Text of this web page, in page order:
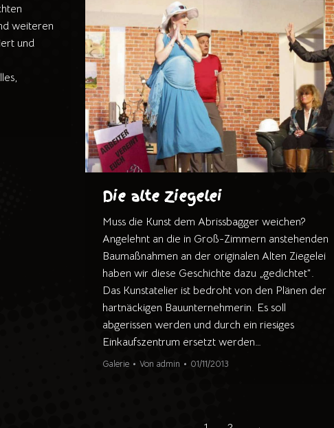
weiteren
und
Die alte Ziegelei
Muss die Kunst dem Abrissbagger weichen?
Angelehnt an die in Groß-Zimmern anstehenden
Baumaßnahmen an der originalen Alten Ziegelei
haben wir diese Geschichte dazu „gedichtet“.
Das Kunstatelier ist bedroht von den Plänen der
hartnäckigen Bauunternehmerin. Es soll
abgerissen werden und durch ein riesiges
Einkaufszentrum ersetzt werden…
Galerie Von admin 01/11/2013